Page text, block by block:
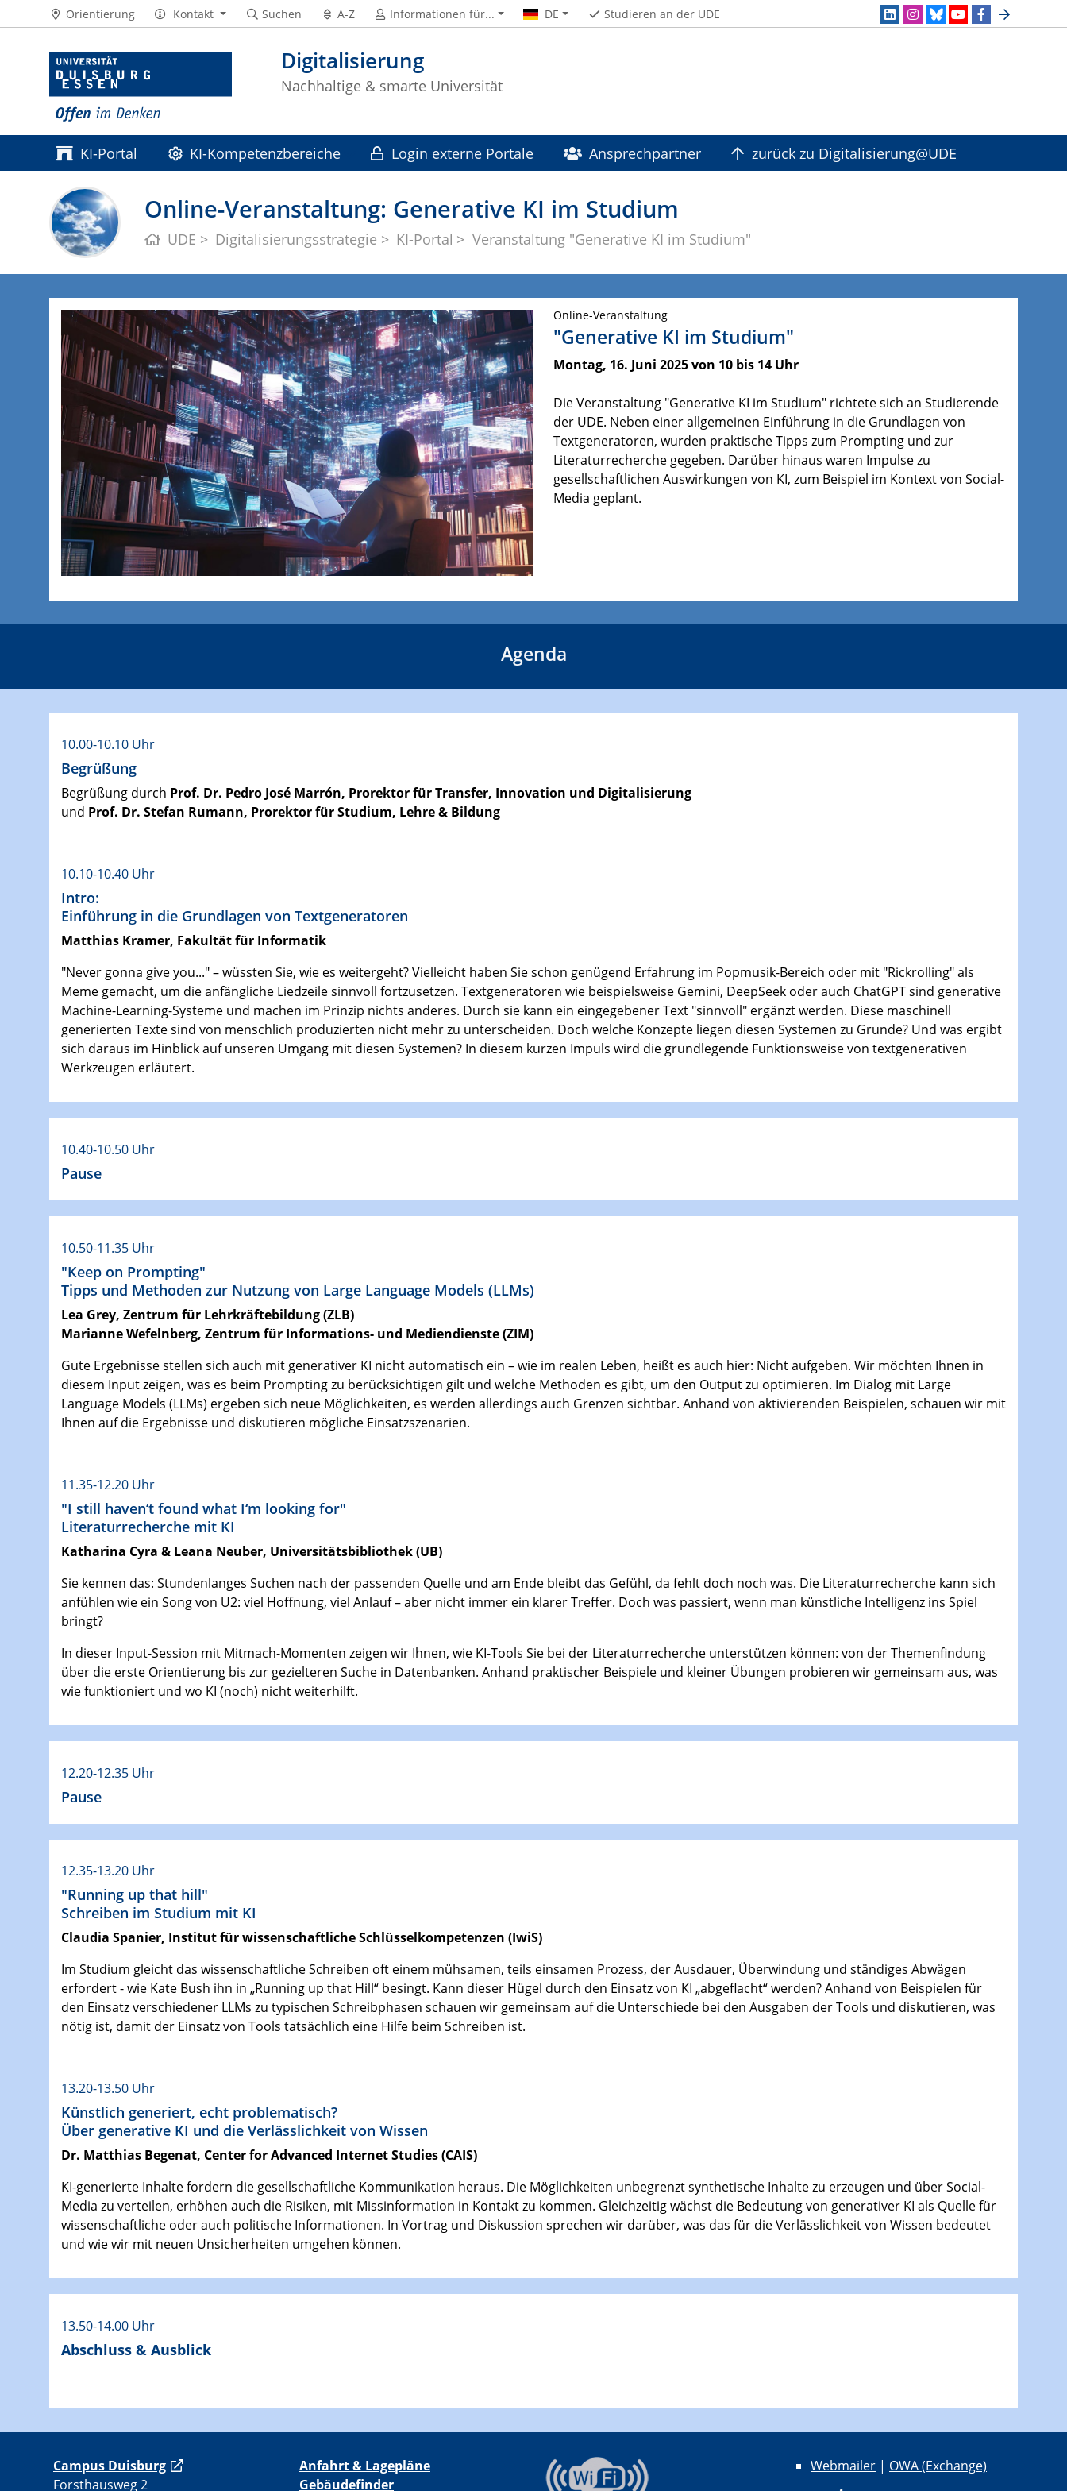
Digitalisierung
Nachhaltige & smarte Universität
Orientierung Kontakt Suchen A-Z Informationen für... DE Studieren an der UDE
KI-Portal KI-Kompetenzbereiche Login externe Portale Ansprechpartner zurück zu Digitalisierung@UDE
Online-Veranstaltung: Generative KI im Studium
UDE Digitalisierungsstrategie KI-Portal Veranstaltung "Generative KI im Studium"
Online-Veranstaltung
"Generative KI im Studium"
Montag, 16. Juni 2025 von 10 bis 14 Uhr
Die Veranstaltung "Generative KI im Studium" richtete sich an Studierende
der UDE. Neben einer allgemeinen Einführung in die Grundlagen von
Textgeneratoren, wurden praktische Tipps zum Prompting und zur
Literaturrecherche gegeben. Darüber hinaus waren Impulse zu
gesellschaftlichen Auswirkungen von KI, zum Beispiel im Kontext von Social-
Media geplant.
Agenda
10.00-10.10 Uhr
Begrüßung
Begrüßung durch Prof. Dr. Pedro José Marrón, Prorektor für Transfer, Innovation und Digitalisierung
und Prof. Dr. Stefan Rumann, Prorektor für Studium, Lehre & Bildung
10.10-10.40 Uhr
Intro:
Einführung in die Grundlagen von Textgeneratoren
Matthias Kramer, Fakultät für Informatik
"Never gonna give you..." – wüssten Sie, wie es weitergeht? Vielleicht haben Sie schon genügend Erfahrung im Popmusik-Bereich oder mit "Rickrolling" als
Meme gemacht, um die anfängliche Liedzeile sinnvoll fortzusetzen. Textgeneratoren wie beispielsweise Gemini, DeepSeek oder auch ChatGPT sind generative
Machine-Learning-Systeme und machen im Prinzip nichts anderes. Durch sie kann ein eingegebener Text "sinnvoll" ergänzt werden. Diese maschinell
generierten Texte sind von menschlich produzierten nicht mehr zu unterscheiden. Doch welche Konzepte liegen diesen Systemen zu Grunde? Und was ergibt
sich daraus im Hinblick auf unseren Umgang mit diesen Systemen? In diesem kurzen Impuls wird die grundlegende Funktionsweise von textgenerativen
Werkzeugen erläutert.
10.40-10.50 Uhr
Pause
10.50-11.35 Uhr
"Keep on Prompting"
Tipps und Methoden zur Nutzung von Large Language Models (LLMs)
Lea Grey, Zentrum für Lehrkräftebildung (ZLB)
Marianne Wefelnberg, Zentrum für Informations- und Mediendienste (ZIM)
Gute Ergebnisse stellen sich auch mit generativer KI nicht automatisch ein – wie im realen Leben, heißt es auch hier: Nicht aufgeben. Wir möchten Ihnen in
diesem Input zeigen, was es beim Prompting zu berücksichtigen gilt und welche Methoden es gibt, um den Output zu optimieren. Im Dialog mit Large
Language Models (LLMs) ergeben sich neue Möglichkeiten, es werden allerdings auch Grenzen sichtbar. Anhand von aktivierenden Beispielen, schauen wir mit
Ihnen auf die Ergebnisse und diskutieren mögliche Einsatzszenarien.
11.35-12.20 Uhr
"I still haven‘t found what I‘m looking for"
Literaturrecherche mit KI
Katharina Cyra & Leana Neuber, Universitätsbibliothek (UB)
Sie kennen das: Stundenlanges Suchen nach der passenden Quelle und am Ende bleibt das Gefühl, da fehlt doch noch was. Die Literaturrecherche kann sich
anfühlen wie ein Song von U2: viel Hoffnung, viel Anlauf – aber nicht immer ein klarer Treffer. Doch was passiert, wenn man künstliche Intelligenz ins Spiel
bringt?
In dieser Input-Session mit Mitmach-Momenten zeigen wir Ihnen, wie KI-Tools Sie bei der Literaturrecherche unterstützen können: von der Themenfindung
über die erste Orientierung bis zur gezielteren Suche in Datenbanken. Anhand praktischer Beispiele und kleiner Übungen probieren wir gemeinsam aus, was
wie funktioniert und wo KI (noch) nicht weiterhilft.
12.20-12.35 Uhr
Pause
12.35-13.20 Uhr
"Running up that hill"
Schreiben im Studium mit KI
Claudia Spanier, Institut für wissenschaftliche Schlüsselkompetenzen (IwiS)
Im Studium gleicht das wissenschaftliche Schreiben oft einem mühsamen, teils einsamen Prozess, der Ausdauer, Überwindung und ständiges Abwägen
erfordert - wie Kate Bush ihn in „Running up that Hill“ besingt. Kann dieser Hügel durch den Einsatz von KI „abgeflacht“ werden? Anhand von Beispielen für
den Einsatz verschiedener LLMs zu typischen Schreibphasen schauen wir gemeinsam auf die Unterschiede bei den Ausgaben der Tools und diskutieren, was
nötig ist, damit der Einsatz von Tools tatsächlich eine Hilfe beim Schreiben ist.
13.20-13.50 Uhr
Künstlich generiert, echt problematisch?
Über generative KI und die Verlässlichkeit von Wissen
Dr. Matthias Begenat, Center for Advanced Internet Studies (CAIS)
KI-generierte Inhalte fordern die gesellschaftliche Kommunikation heraus. Die Möglichkeiten unbegrenzt synthetische Inhalte zu erzeugen und über Social-
Media zu verteilen, erhöhen auch die Risiken, mit Missinformation in Kontakt zu kommen. Gleichzeitig wächst die Bedeutung von generativer KI als Quelle für
wissenschaftliche oder auch politische Informationen. In Vortrag und Diskussion sprechen wir darüber, was das für die Verlässlichkeit von Wissen bedeutet
und wie wir mit neuen Unsicherheiten umgehen können.
13.50-14.00 Uhr
Abschluss & Ausblick
Campus Duisburg
Forsthausweg 2
Anfahrt & Lagepläne
Gebäudefinder
Webmailer | OWA (Exchange)